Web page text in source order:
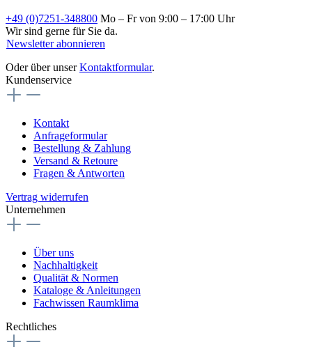
+49 (0)7251-348800 Mo – Fr von 9:00 – 17:00 Uhr
Wir sind gerne für Sie da.
Newsletter abonnieren
Oder über unserKontaktformular.
Kundenservice
Kontakt
Anfrageformular
Bestellung & Zahlung
Versand & Retoure
Fragen & Antworten
Vertrag widerrufen
Unternehmen
Über uns
Nachhaltigkeit
Qualität & Normen
Kataloge & Anleitungen
Fachwissen Raumklima
Rechtliches